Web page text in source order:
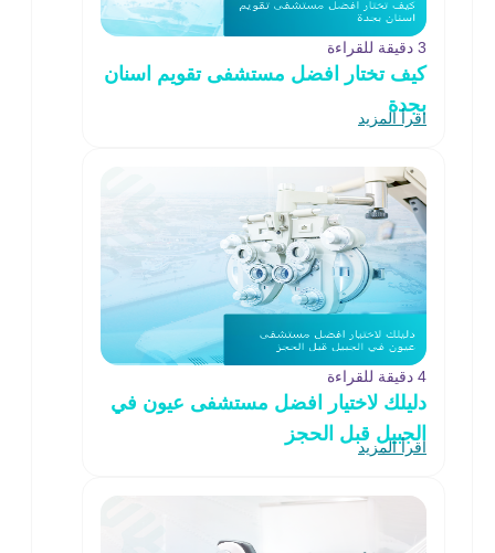
3 دقيقة للقراءة
كيف تختار افضل مستشفى تقويم اسنان
بجدة
اقرأ المزيد
4 دقيقة للقراءة
دليلك لاختيار افضل مستشفى عيون في
الجبيل قبل الحجز
اقرأ المزيد